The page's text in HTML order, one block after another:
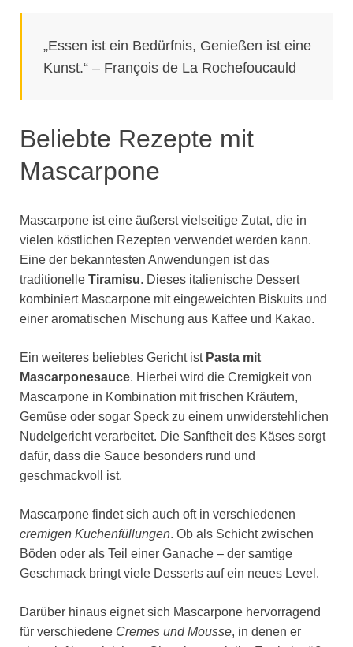
„Essen ist ein Bedürfnis, Genießen ist eine
Kunst.“ – François de La Rochefoucauld
Beliebte Rezepte mit
Mascarpone
Mascarpone ist eine äußerst vielseitige Zutat, die in
vielen köstlichen Rezepten verwendet werden kann.
Eine der bekanntesten Anwendungen ist das
traditionelle Tiramisu. Dieses italienische Dessert
kombiniert Mascarpone mit eingeweichten Biskuits und
einer aromatischen Mischung aus Kaffee und Kakao.
Ein weiteres beliebtes Gericht ist Pasta mit
Mascarponesauce. Hierbei wird die Cremigkeit von
Mascarpone in Kombination mit frischen Kräutern,
Gemüse oder sogar Speck zu einem unwiderstehlichen
Nudelgericht verarbeitet. Die Sanftheit des Käses sorgt
dafür, dass die Sauce besonders rund und
geschmackvoll ist.
Mascarpone findet sich auch oft in verschiedenen
cremigen Kuchenfüllungen. Ob als Schicht zwischen
Böden oder als Teil einer Ganache – der samtige
Geschmack bringt viele Desserts auf ein neues Level.
Darüber hinaus eignet sich Mascarpone hervorragend
für verschiedene Cremes und Mousse, in denen er